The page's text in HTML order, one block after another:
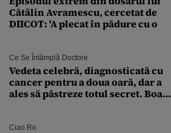
Cătălin Avramescu, cercetat de
DIICOT: 'A plecat în pădure cu o
Ce Se Întâmplă Doctore
Vedeta celebră, diagnosticată cu
cancer pentru a doua oară, dar a
ales să păstreze totul secret. Boala
Ciao.ro